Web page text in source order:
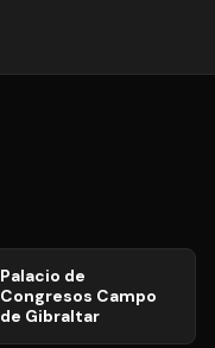
Palacio de
Congresos Campo
de Gibraltar